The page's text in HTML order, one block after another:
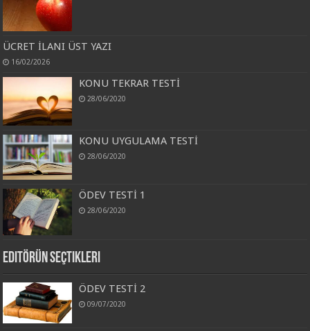
ÜCRET İLANI ÜST YAZI
16/02/2026
KONU TEKRAR TESTİ
28/06/2020
KONU UYGULAMA TESTİ
28/06/2020
ÖDEV TESTİ 1
28/06/2020
Editörün Seçtikleri
ÖDEV TESTİ 2
09/07/2020